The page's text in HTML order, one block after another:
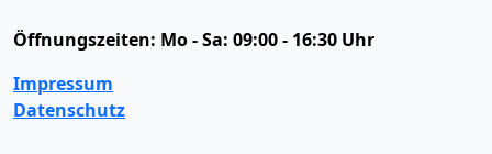
Öffnungszeiten: Mo - Sa: 09:00 - 16:30 Uhr
Impressum
Datenschutz